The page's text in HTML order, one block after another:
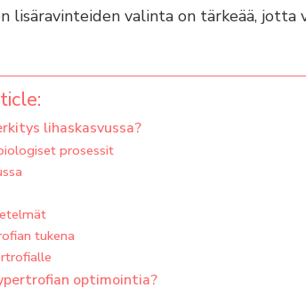
lisäravinteiden valinta on tärkeää, jotta
lihaskasvussa?
prosessit
tukena
optimointia?